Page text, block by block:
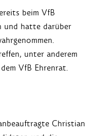
beim VfB
und hatte darüber
unter anderem
VfB Ehrenrat.
Christian